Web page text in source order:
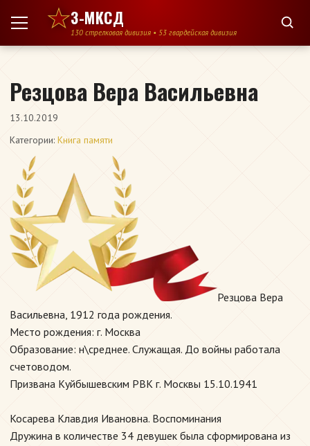
Перейти к содержимому
3-МКСД
130 стрелковая дивизия • 53 гвардейская дивизия
Резцова Вера Васильевна
13.10.2019
Категории: Книга памяти
Резцова Вера
Васильевна, 1912 года рождения.
Место рождения: г. Москва
Образование: н\среднее. Служащая. До войны работала
счетоводом.
Призвана Куйбышевским РВК г. Москвы 15.10.1941
Косарева Клавдия Ивановна. Воспоминания
Дружина в количестве 34 девушек была сформирована из